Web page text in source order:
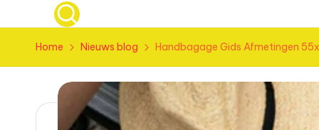
e
s
Home Nieuws blog Handbagage Gids Afmetingen